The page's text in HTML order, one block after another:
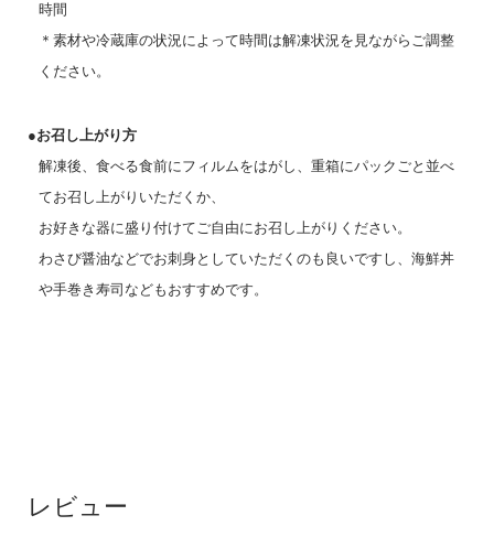
時間
＊素材や冷蔵庫の状況によって時間は解凍状況を見ながらご調整
ください。
●お召し上がり方
解凍後、食べる食前にフィルムをはがし、重箱にパックごと並べ
てお召し上がりいただくか、
お好きな器に盛り付けてご自由にお召し上がりください。
わさび醤油などでお刺身としていただくのも良いですし、海鮮丼
や手巻き寿司などもおすすめです。
レビュー